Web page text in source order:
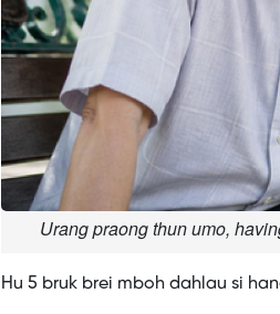
Urang praong thun umo,
Hu 5 bruk brei mboh dahlau si